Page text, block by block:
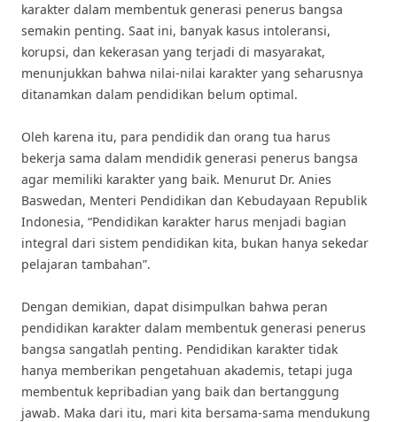
karakter dalam membentuk generasi penerus bangsa
semakin penting. Saat ini, banyak kasus intoleransi,
korupsi, dan kekerasan yang terjadi di masyarakat,
menunjukkan bahwa nilai-nilai karakter yang seharusnya
ditanamkan dalam pendidikan belum optimal.
Oleh karena itu, para pendidik dan orang tua harus
bekerja sama dalam mendidik generasi penerus bangsa
agar memiliki karakter yang baik. Menurut Dr. Anies
Baswedan, Menteri Pendidikan dan Kebudayaan Republik
Indonesia, “Pendidikan karakter harus menjadi bagian
integral dari sistem pendidikan kita, bukan hanya sekedar
pelajaran tambahan”.
Dengan demikian, dapat disimpulkan bahwa peran
pendidikan karakter dalam membentuk generasi penerus
bangsa sangatlah penting. Pendidikan karakter tidak
hanya memberikan pengetahuan akademis, tetapi juga
membentuk kepribadian yang baik dan bertanggung
jawab. Maka dari itu, mari kita bersama-sama mendukung